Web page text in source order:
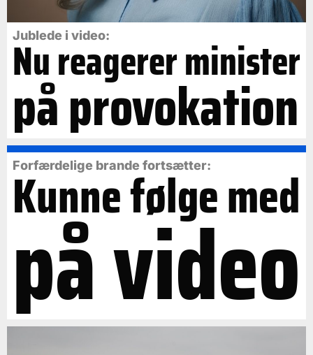
Jublede i video:
Nu reagerer minister
på provokation
Forfærdelige brande fortsætter:
Kunne følge med
på video